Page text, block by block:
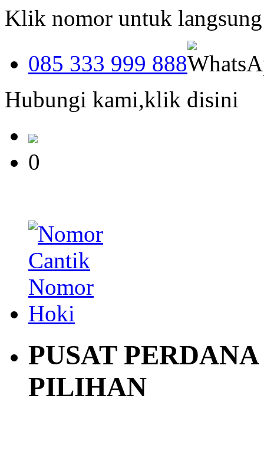
Klik nomor untuk
085 333 999 888
Hubungi kami,klik disini
0
PUSAT
PILIHAN